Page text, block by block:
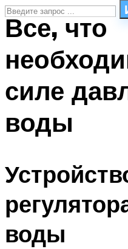
СТИЛИ ПЛАВАНЬЯ
ПЛАВАНЬЕ ДЛЯ
БАССЕЙН ДЛЯ ДОМА
Все, что
силе
воды
воды